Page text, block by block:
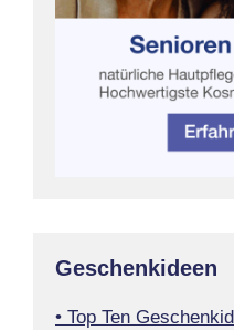
Geschenkideen
• Top Ten